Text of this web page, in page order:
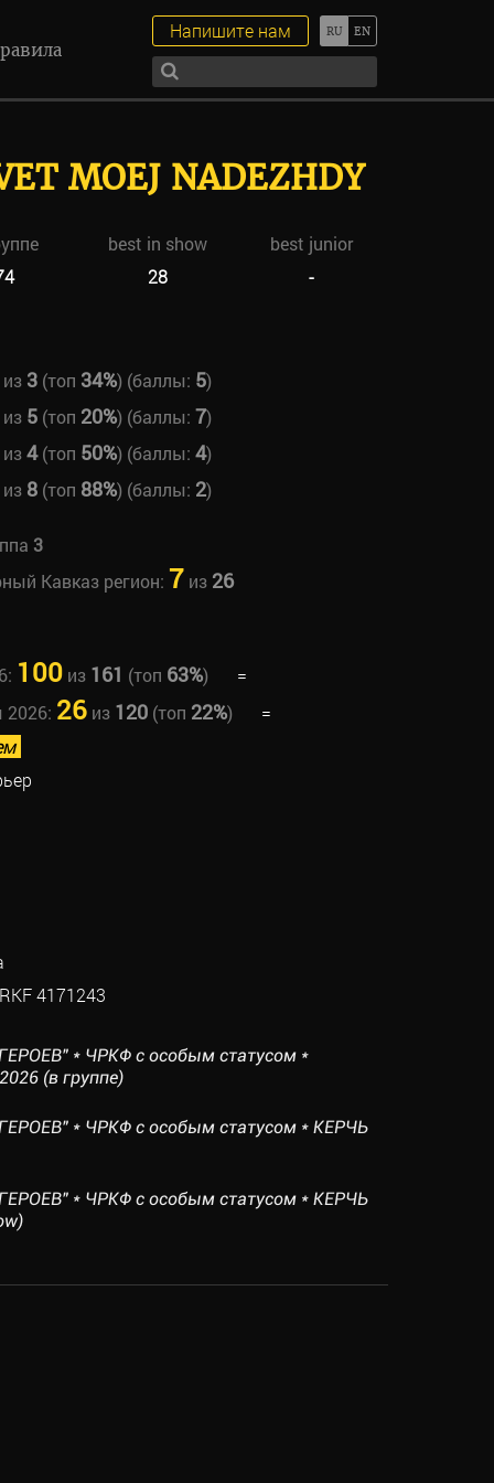
Напишите нам
MOEJ NADEZHDY
best in show
best junior
28 -
3(топ 34%) (баллы: 5)
5(топ 20%) (баллы: 7)
4(топ 50%) (баллы: 4)
8(топ 88%) (баллы: 2)
3
Кавказ регион: 7 из 26
100из 161 (топ 63%)
=
2026: 26из 120(топ 22%)
=
4171243
* ЧРКФ с особым статусом *
(в группе)
* ЧРКФ с особым статусом * КЕРЧЬ
* ЧРКФ с особым статусом * КЕРЧЬ